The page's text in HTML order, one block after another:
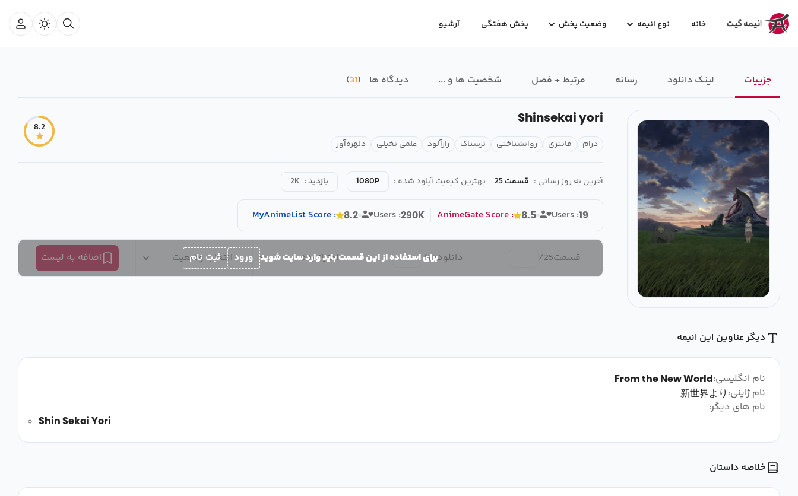
خانه نوع انیمه وضعیت پخش پخش هفتگی آرشیو
جزییات لینک دانلود رسانه‌ مرتبط + فصل شخصیت ها و ... دیدگاه ها 31
Shinsekai yori
درام فانتزی روانشناختی ترسناک رازآلود علمی تخیلی دلهره‌آور
8.2
آخرین به روز رسانی : قسمت 25 بهترین کیفیت آپلود شده : 1080P بازدید : 2K
MyAnimeListScore : 8.2 Users :290K AnimeGateScore : 8.5 Users :19
قسمت25
/ دانلود25
/ امتیاز بده انتخاب وضعیت اضافه به لیست برای استفاده از این قسمت باید وارد سایت شوید ورود ثبت نام
دیگر عناوین این انیمه
نام انگلیسی:From the New World
نام ژاپنی: 新世界より
نام های دیگر:
Shin Sekai Yori
خلاصه داستان